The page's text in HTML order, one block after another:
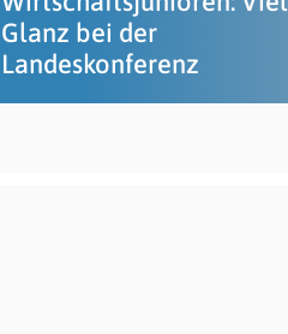
Glanz bei der
Landeskonferenz